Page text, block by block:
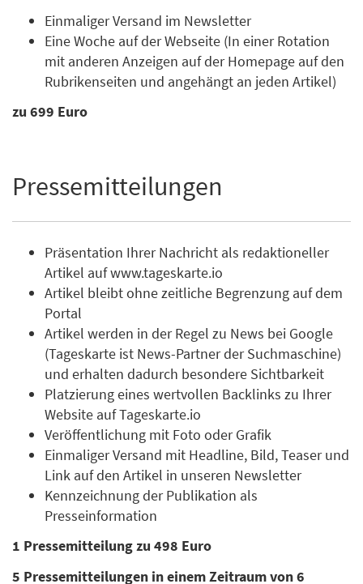
Einmaliger Versand im Newsletter
Eine Woche auf der Webseite (In einer Rotation
mit anderen Anzeigen auf der Homepage auf den
Rubrikenseiten und angehängt an jeden Artikel)
zu 699 Euro
Pressemitteilungen
Präsentation Ihrer Nachricht als redaktioneller
Artikel auf www.tageskarte.io
Artikel bleibt ohne zeitliche Begrenzung auf dem
Portal
Artikel werden in der Regel zu News bei Google
(Tageskarte ist News-Partner der Suchmaschine)
und erhalten dadurch besondere Sichtbarkeit
Platzierung eines wertvollen Backlinks zu Ihrer
Website auf Tageskarte.io
Veröffentlichung mit Foto oder Grafik
Einmaliger Versand mit Headline, Bild, Teaser und
Link auf den Artikel in unseren Newsletter
Kennzeichnung der Publikation als
Presseinformation
1 Pressemitteilung zu 498 Euro
5 Pressemitteilungen in einem Zeitraum von 6